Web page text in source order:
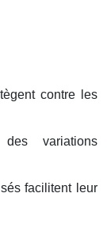
contre les
variations
facilitent leur